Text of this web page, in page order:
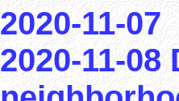
2020-11-07
2020-11-